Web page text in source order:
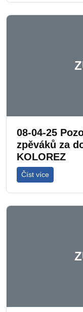
08-04-25
zpěváků za
KOLOREZ
Číst více